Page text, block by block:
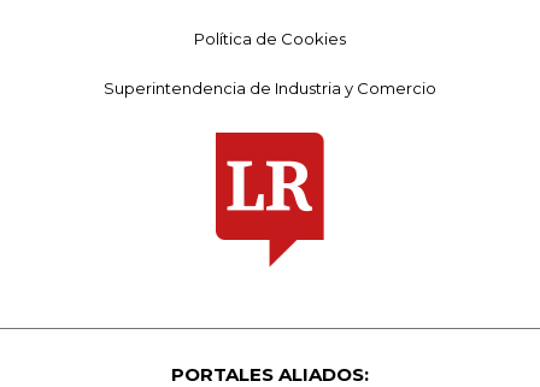
Política de Cookies
Superintendencia de Industria y Comercio
PORTALES ALIADOS: